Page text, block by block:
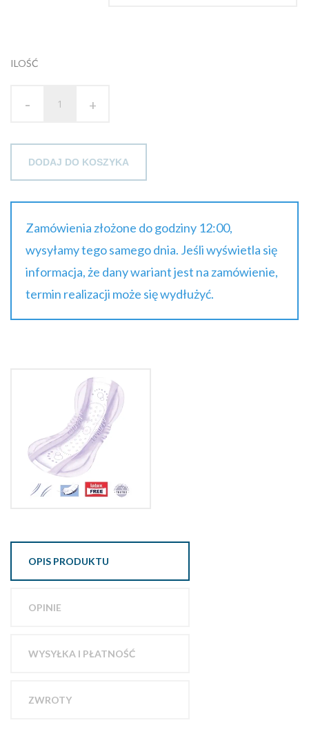
ILOŚĆ
- +
DODAJ DO KOSZYKA
Zamówienia złożone do godziny 12:00,
wysyłamy tego samego dnia. Jeśli wyświetla się
informacja, że dany wariant jest na zamówienie,
termin realizacji może się wydłużyć.
OPIS PRODUKTU
OPINIE
WYSYŁKA I PŁATNOŚĆ
ZWROTY